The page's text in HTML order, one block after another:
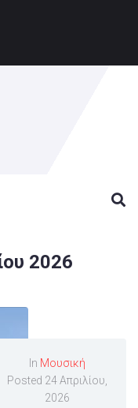
το «αμυντ
2026
In Μουσική
Posted 24 Απριλίου,
2026